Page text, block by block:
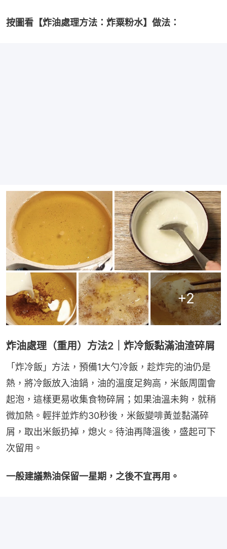
按圖看【炸油處理方法：炸粟粉水】做法：
+2
炸油處理（重用）方法2｜炸冷飯黏滿油渣碎屑
「炸冷飯」方法，預備1大勺冷飯，趁炸完的油仍是
熱，將冷飯放入油鍋，油的溫度足夠高，米飯周圍會
起泡，這樣更易收集食物碎屑；如果油溫未夠，就稍
微加熱。輕拌並炸約30秒後，米飯變啡黃並黏滿碎
屑，取出米飯扔掉，熄火。待油再降溫後，盛起可下
次留用。
一般建議熟油保留一星期，之後不宜再用。